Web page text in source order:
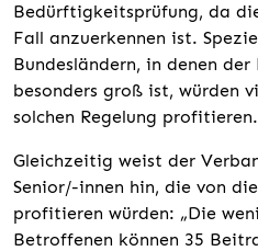
Bedürftigkeitsprüfung, da
Fall anzuerkennen ist.
Bundesländern, in denen
besonders groß ist, würden
solchen Regelung
Gleichzeitig weist der
Senior/-innen hin, die von
profitieren würden: „Die
Betroffenen können 35